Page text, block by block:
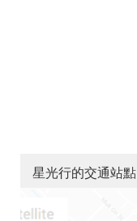
星光行的交通站點